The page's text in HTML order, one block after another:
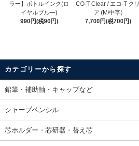
ラー】ボトルインク(ロ
イヤルブルー)
990円(税90円)
CO-T Clear / エコ-T クリ
ア (M/中字)
7,700円(税700円)
カテゴリーから探す
鉛筆・補助軸・キャップなど
シャープペンシル
芯ホルダー・芯研器・替え芯